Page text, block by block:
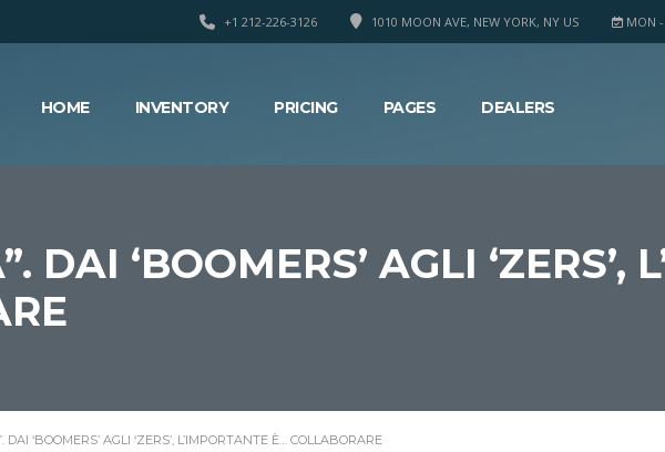
MON
1010 MOON AVE, NEW YORK, NY US
+1 212-226-3126
HOME INVENTORY PRICING PAGES DEALERS
DAI ‘BOOMERS’ AGLI ‘ZERS’,
DAI ‘BOOMERS’ AGLI ‘ZERS’, L’IMPORTANTE È… COLLABORARE